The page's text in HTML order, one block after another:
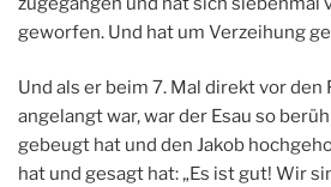
geworfen. Und hat um Verzeihung
Und als er beim 7. Mal direkt vor den
angelangt war, war der Esau so
gebeugt hat und den Jakob
hat und gesagt hat: „Es ist gut! Wir